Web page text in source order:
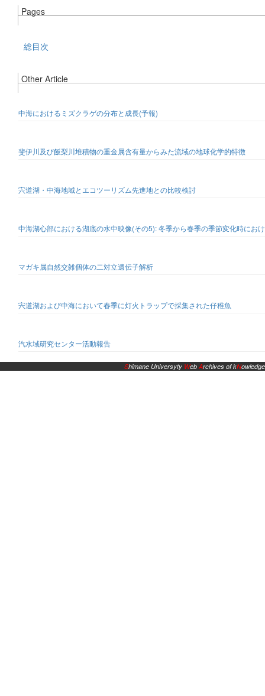
Pages
総目次
Other Article
中海におけるミズクラゲの分布と成長(予報)
斐伊川及び飯梨川堆積物の重金属含有量からみた流域の地球化学的特徴
宍道湖・中海地域とエコツーリズム先進地との比較検討
中海湖心部における湖底の水中映像(その5): 冬季から春季の季節変化時にお
マガキ属自然交雑個体の二対立遺伝子解析
宍道湖および中海において春季に灯火トラップで採集された仔稚魚
汽水域研究センター活動報告
Shimane Universyty WebArchives of kNowledge